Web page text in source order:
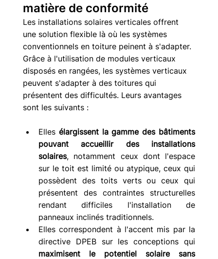
matière de conformité
Les installations solaires verticales offrent
une solution flexible là où les systèmes
conventionnels en toiture peinent à s'adapter.
Grâce à l'utilisation de modules verticaux
disposés en rangées, les systèmes verticaux
peuvent s'adapter à des toitures qui
présentent des difficultés. Leurs avantages
sont les suivants :
Elles élargissent la gamme des bâtiments
pouvant accueillir des installations
solaires, notamment ceux dont l'espace
sur le toit est limité ou atypique, ceux qui
possèdent des toits verts ou ceux qui
présentent des contraintes structurelles
rendant difficiles l'installation de
panneaux inclinés traditionnels.
Elles correspondent à l'accent mis par la
maximisent le potentiel solaire sans